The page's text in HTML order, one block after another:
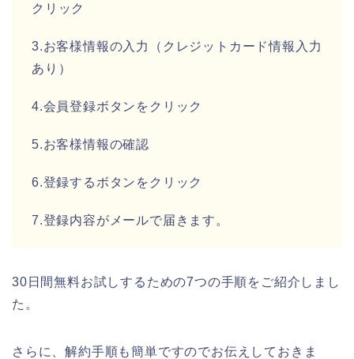
クリック
3.お客様情報の入力（クレジットカード情報入力
あり）
4.会員登録ボタンをクリック
5.お客様情報の確認
6.登録するボタンをクリック
7.登録内容がメールで届きます。
30日間無料お試しするための7つの手順をご紹介しまし
た。
さらに、解約手順も簡単ですのでお伝えしておきま